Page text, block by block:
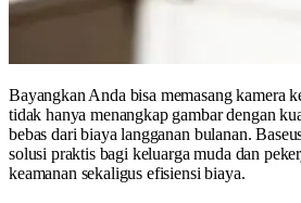
Bayangkan Anda bisa memasang kamera
tidak hanya menangkap gambar dengan
bebas dari biaya langganan bulanan.
solusi praktis bagi keluarga muda dan
keamanan sekaligus efisiensi biaya.